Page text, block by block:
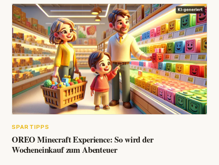
SPARTIPPS
OREO Minecraft Experience: So wird der
Wocheneinkauf zum Abenteuer